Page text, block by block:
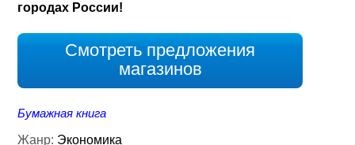
городах России!
Смотреть предложения
магазинов
Бумажная книга
Жанр: Экономика